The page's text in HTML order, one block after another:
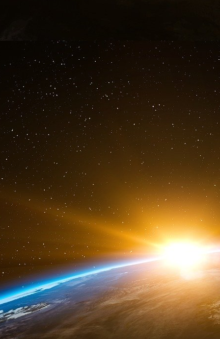
« Mettez votre ceinture »
Stéphane Turillon, restaurateur en
dans #FaceABaba ! pic.twitter.com/
— TPMP (@TPMP) January 31, 2023
Dans son discours, quelques mots plus
réagir, Olivier Véran le premier. Quand le
« cancer de ce pays », le porte-parole du
« traiter quelqu’un de cancer, je ne le ferai
« Complotiste »
Un peu plus tard, il a échangé avec le
étaient particulièrement accusateurs quant à
notamment. Ce dernier a répliqué en
« complotiste » après qu’il lui ait reproché